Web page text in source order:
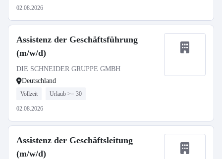
02.08.2026
Assistenz der Geschäftsführung
(m/w/d)
DIE SCHNEIDER GRUPPE GMBH
Deutschland
Vollzeit Urlaub >= 30
02.08.2026
Assistenz der Geschäftsleitung
(m/w/d)